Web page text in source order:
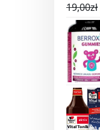
19,00zł